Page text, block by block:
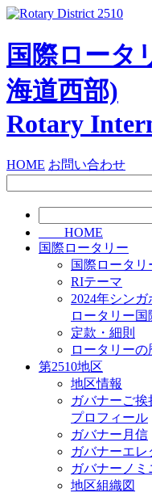
国際ロータ
海道西部)
Rotary
HOME お問い合わせ
HOME
国際ロータリー
国際ロータリ
RIテーマ
2024年シン
ロータリー国
定款・細則
ロータリーの
第2510地区
地区情報
ガバナーご挨
プロフィール
ガバナー月信
ガバナーエレ
ガバナーノミ
地区組織図